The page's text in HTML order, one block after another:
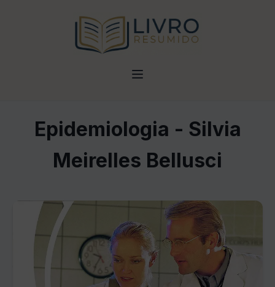
Epidemiologia - Silvia
Meirelles Bellusci